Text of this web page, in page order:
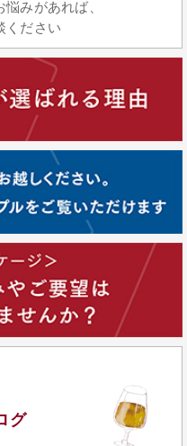
みがあれば、
ください
グ